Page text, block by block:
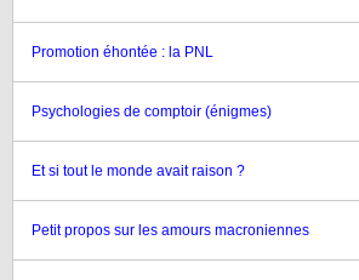
Promotion éhontée : la PNL
Psychologies de comptoir (énigmes)
Et si tout le monde avait raison ?
Petit propos sur les amours macroniennes